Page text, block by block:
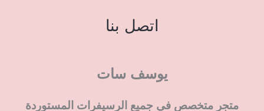
اتصل بنا
يوسف سات
متجر متخصص في جميع الرسيفرات المستوردة